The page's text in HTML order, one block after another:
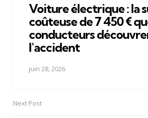
Voiture électrique : la
coûteuse de 7 450 €
conducteurs
l'accident
juin 28, 2026
Next Post